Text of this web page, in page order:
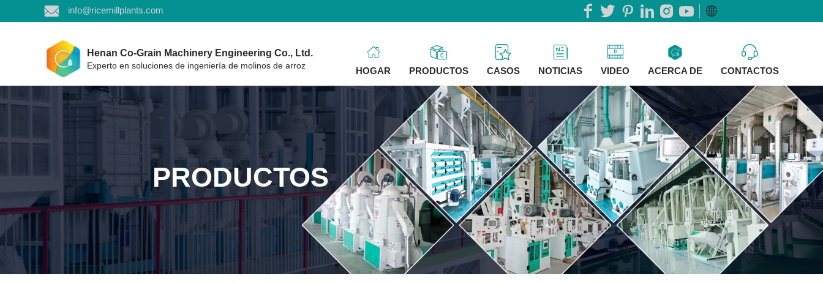
info@ricemillplants.com
Henan Co-Grain Machinery Engineering Co., Ltd.
Experto en soluciones de ingeniería de molinos de arroz HOGAR PRODUCTOS CASOS NOTICIAS VIDEO ACERCA DE CONTACTOS
PRODUCTOS